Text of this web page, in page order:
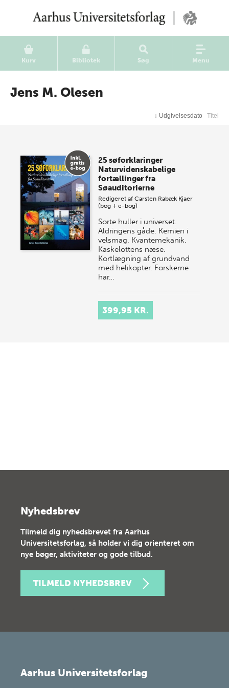
Kurv Bibliotek Søg Menu
Jens M. Olesen
↓ Udgivelsesdato Titel
25 søforklaringer
Naturvidenskabelige
fortællinger fra
Søauditorierne
Redigeret afCarsten Rabæk Kjaer
(bog + e-bog)
Sorte huller i universet.
Aldringens gåde. Kemien i
velsmag. Kvantemekanik.
Kaskelottens næse.
Kortlægning af grundvand
med helikopter. Forskerne
har…
399,95 KR.
Nyhedsbrev
Tilmeld dig nyhedsbrevet fra Aarhus
Universitetsforlag, så holder vi dig orienteret om
nye bøger, aktiviteter og gode tilbud.
TILMELD NYHEDSBREV
Aarhus Universitetsforlag